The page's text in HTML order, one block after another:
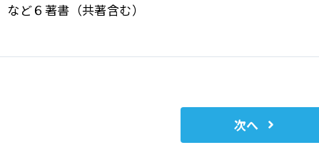
など６著書（共著含む）
次へ